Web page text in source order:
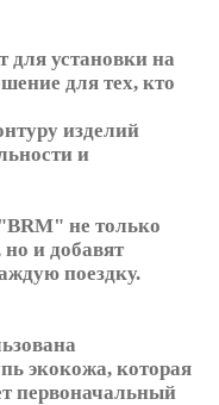
для установки на
для тех, кто
изделий
и
не только
и добавят
поездку.
экокожа, которая
первоначальный